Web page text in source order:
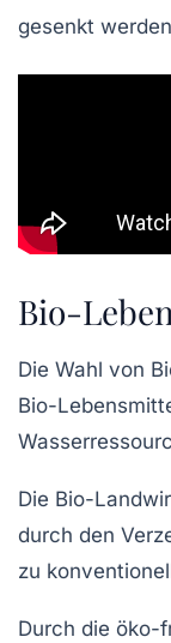
gesenkt
Bio-
Die Wahl von
Bio-
Die Bio-
durch den
zu
Durch die öko-